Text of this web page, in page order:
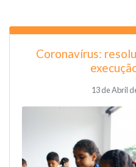
Coronavírus:
13 de Abril